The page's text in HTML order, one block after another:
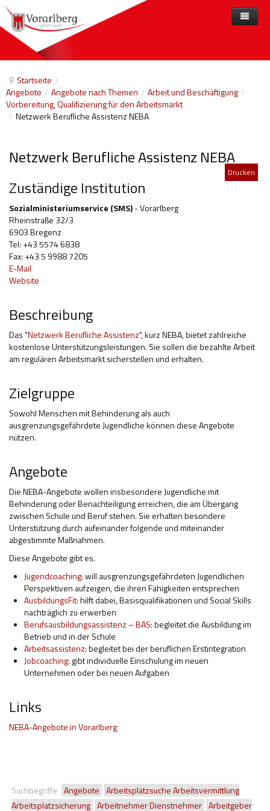
Startseite /
Angebote / Angebote nach Themen / Arbeit und Beschäftigung /
Vorbereitung, Qualifizierung für den Arbeitsmarkt
/ Netzwerk Berufliche Assistenz NEBA
Netzwerk Berufliche Assistenz NEBA
Drucken
Zuständige Institution
Sozialministeriumservice (SMS)- Vorarlberg
Rheinstraße 32/3
6903 Bregenz
Tel: +43 5574 6838
Fax: +43 5 9988 7205
E-Mail
Website
Beschreibung
Das "Netzwerk Berufliche Assistenz", kurz NEBA, bietet zahlreiche
kostenlose Unterstützungsleistungen. Sie sollen die bezahlte Arbeit
am regulären Arbeitsmarkt sicherstellen und erhalten.
Zielgruppe
Sowohl Menschen mit Behinderung als auch
ausgrenzungsgefährdete Jugendliche können diese Angebote
nützen.
Angebote
Die NEBA-Angebote wollen insbesondere Jugendliche mit
Behinderung oder Benachteiligung erreichen, die am Übergang
zwischen Schule und Beruf stehen. Sie erhalten besondere
Unterstützung durch aufeinander folgende und miteinander
abgestimmte Maßnahmen.
Diese Angebote gibt es.
Jugendcoaching: will ausgrenzungsgefährdeten Jugendlichen
Perspektiven aufzeigen, die ihren Fähigkeiten entsprechen
AusbildungsFit: hilft dabei, Basisqualifikationen und Social Skills
nachträglich zu erwerben
Berufsausbildungsassistenz – BAS: begleitet die Ausbildung im
Betrieb und in der Schule
Arbeitsassistenz: begleitet bei der beruflichen Erstintegration
Jobcoaching: gibt individuelle Einschulung im neuen
Unternehmen oder bei neuen Aufgaben
Links
NEBA-Angebote in Vorarlberg
Suchbegriffe Angebote Arbeitsplatzsuche Arbeitsvermittlung
Arbeitsplatzsicherung Arbeitnehmer Dienstnehmer Arbeitgeber
Home
Angebote nach Themen
Arbeit und Beschäftigung
Beihilfen, finanzielle Unterstützungen
Freizeit
Gesetze und Verordnungen
Gesetzliche Vertretungen
Gesundheitliche Rehabilitation
Hilfsmittel und Heilbehelfe
Kindheit und Jugend
Selbsthilfe und Selbstvertretung
Pflege, Pflegende Angehörige
Wohnen
Angebote A-Z
Anbieter
Aktuelles